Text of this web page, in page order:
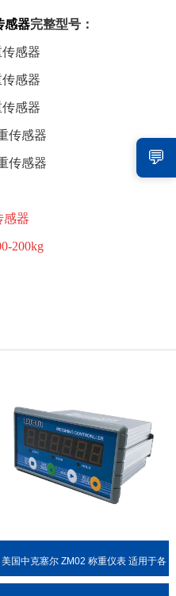
感器完整型号：
感器
感器
感器
传感器
传感器
感器
200kg
美国中克塞尔 ZM02 称重仪表 适用于各
💬